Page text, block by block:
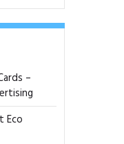
–
Eco